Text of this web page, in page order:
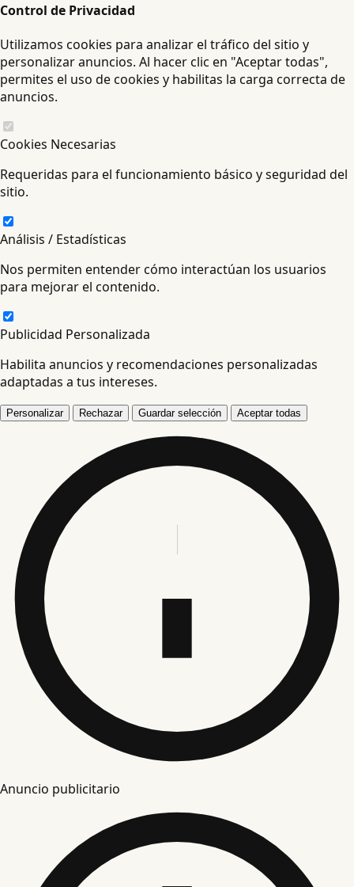
Control de Privacidad
Utilizamos cookies para analizar el tráfico del sitio y
personalizar anuncios. Al hacer clic en "Aceptar todas",
permites el uso de cookies y habilitas la carga correcta de
anuncios.
Cookies Necesarias
Requeridas para el funcionamiento básico y seguridad del
sitio.
Análisis / Estadísticas
Nos permiten entender cómo interactúan los usuarios
para mejorar el contenido.
Publicidad Personalizada
Habilita anuncios y recomendaciones personalizadas
adaptadas a tus intereses.
Personalizar Rechazar Guardar selección Aceptar todas
Anuncio publicitario